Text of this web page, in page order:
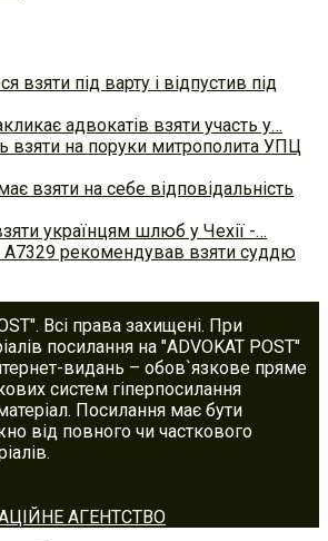
взяти під варту і відпустив під
адвокатів взяти участь у…
взяти на поруки митрополита УПЦ
взяти на себе відповідальність
українцям шлюб у Чехії -…
А7329 рекомендував взяти суддю
Всі права захищені. При
посилання на "ADVOKAT POST"
видань – обов`язкове пряме
систем гіперпосилання
Посилання має бути
від повного чи часткового
АГЕНТСТВО